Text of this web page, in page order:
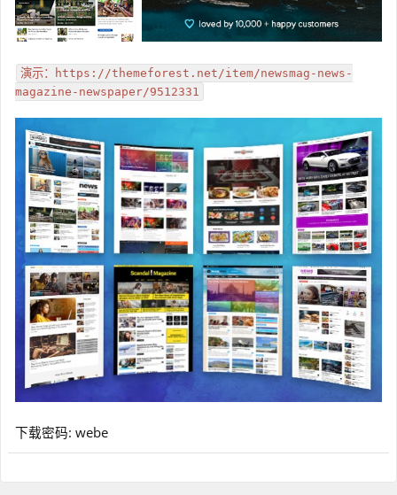
演示：https://themeforest.net/item/newsmag-news-
magazine-newspaper/9512331
下载密码: webe